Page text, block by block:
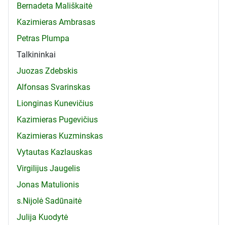
Bernadeta Mališkaitė
Kazimieras Ambrasas
Petras Plumpa
Talkininkai
Juozas Zdebskis
Alfonsas Svarinskas
Lionginas Kunevičius
Kazimieras Pugevičius
Kazimieras Kuzminskas
Vytautas Kazlauskas
Virgilijus Jaugelis
Jonas Matulionis
s.Nijolė Sadūnaitė
Julija Kuodytė